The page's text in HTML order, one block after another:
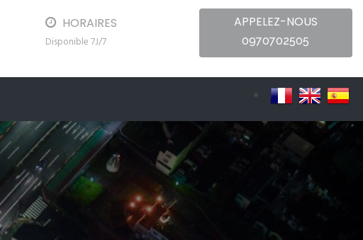
HORAIRES
Disponible 7J/7
APPELEZ-NOUS
0970702505